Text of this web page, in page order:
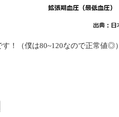
！（僕は80~120なので正常値◎）